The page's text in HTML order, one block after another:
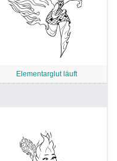
Elementarglut läuft